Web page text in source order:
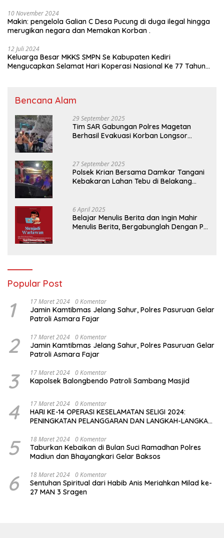
10 November 2024
Makin: pengelola Galian C Desa Pucung di duga ilegal hingga
merugikan negara dan Memakan Korban .
12 Juli 2024
Keluarga Besar MKKS SMPN Se Kabupaten Kediri
Mengucapkan Selamat Hari Koperasi Nasional Ke 77 Tahun
Bencana Alam
29 September 2025
Tim SAR Gabungan Polres Magetan
Berhasil Evakuasi Korban Longsor
27 September 2025
Polsek Krian Bersama Damkar Tangani
Kebakaran Lahan Tebu di Belakang
6 April 2025
Belajar Menulis Berita dan Ingin Mahir
Menulis Berita, Bergabunglah Dengan PT
Popular Post
1 17 Maret 2024 0 Komentar
Jamin Kamtibmas Jelang Sahur, Polres Pasuruan Gelar
Patroli Asmara Fajar
2 17 Maret 2024 0 Komentar
Jamin Kamtibmas Jelang Sahur, Polres Pasuruan Gelar
Patroli Asmara Fajar
3 17 Maret 2024 0 Komentar
Kapolsek Balongbendo Patroli Sambang Masjid
4 17 Maret 2024 0 Komentar
HARI KE-14 OPERASI KESELAMATAN SELIGI 2024:
PENINGKATAN PELANGGARAN DAN LANGKAH-LANGKAH
5 18 Maret 2024 0 Komentar
Taburkan Kebaikan di Bulan Suci Ramadhan Polres
Madiun dan Bhayangkari Gelar Baksos
6 18 Maret 2024 0 Komentar
Sentuhan Spiritual dari Habib Anis Meriahkan Milad ke-
27 MAN 3 Sragen